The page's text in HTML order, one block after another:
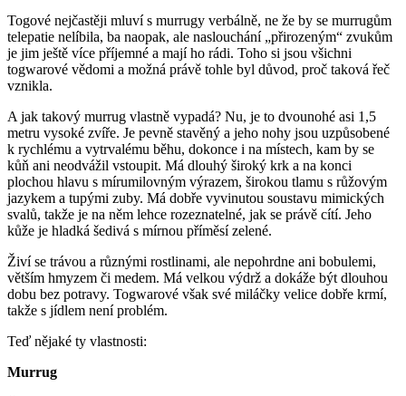
Togové nejčastěji mluví s murrugy verbálně, ne že by se murrugům
telepatie nelíbila, ba naopak, ale naslouchání „přirozeným“ zvukům
je jim ještě více příjemné a mají ho rádi. Toho si jsou všichni
togwarové vědomi a možná právě tohle byl důvod, proč taková řeč
vznikla.
A jak takový murrug vlastně vypadá? Nu, je to dvounohé asi 1,5
metru vysoké zvíře. Je pevně stavěný a jeho nohy jsou uzpůsobené
k rychlému a vytrvalému běhu, dokonce i na místech, kam by se
kůň ani neodvážil vstoupit. Má dlouhý široký krk a na konci
plochou hlavu s mírumilovným výrazem, širokou tlamu s růžovým
jazykem a tupými zuby. Má dobře vyvinutou soustavu mimických
svalů, takže je na něm lehce rozeznatelné, jak se právě cítí. Jeho
kůže je hladká šedivá s mírnou příměsí zelené.
Živí se trávou a různými rostlinami, ale nepohrdne ani bobulemi,
větším hmyzem či medem. Má velkou výdrž a dokáže být dlouhou
dobu bez potravy. Togwarové však své miláčky velice dobře krmí,
takže s jídlem není problém.
Teď nějaké ty vlastnosti:
Murrug